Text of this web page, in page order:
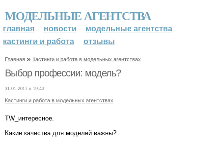
МОДЕЛЬНЫЕ АГЕНТСТВА
главная новости
модельные агентства
кастинги и работа
отзывы
Главная » Кастинги и работа в модельных агентствах
Выбор профессии: модель?
31.01.2017 в 19:43
Кастинги и работа в модельных агентствах
TW_интересное.
Какие качества для моделей важны?